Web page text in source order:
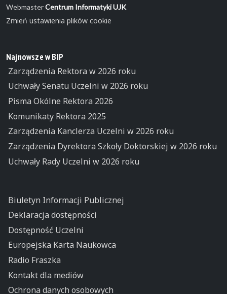
WebmasterCentrum Informatyki UJK
Zmień ustawienia plików cookie
Najnowsze w BIP
Zarządzenia Rektora w 2026 roku
Uchwały Senatu Uczelni w 2026 roku
Pisma Okólne Rektora 2026
Komunikaty Rektora 2025
Zarządzenia Kanclerza Uczelni w 2026 roku
Zarządzenia Dyrektora Szkoły Doktorskiej w 2026 roku
Uchwały Rady Uczelni w 2026 roku
Biuletyn Informacji Publicznej
Deklaracja dostępności
Dostępność Uczelni
Europejska Karta Naukowca
Radio Fraszka
Kontakt dla mediów
Ochrona danych osobowych